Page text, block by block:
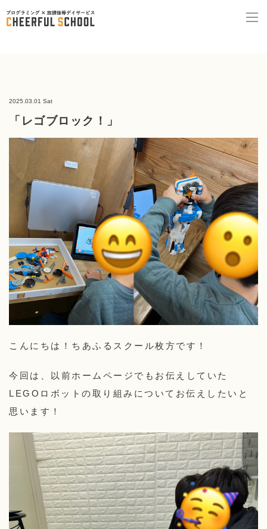
2025.03.01 Sat
「レゴブロック！」
こんにちは！ちあふるスクール枚方です！
今回は、以前ホームページでもお伝えしていた
LEGOロボットの取り組みについてお伝えしたいと
思います！